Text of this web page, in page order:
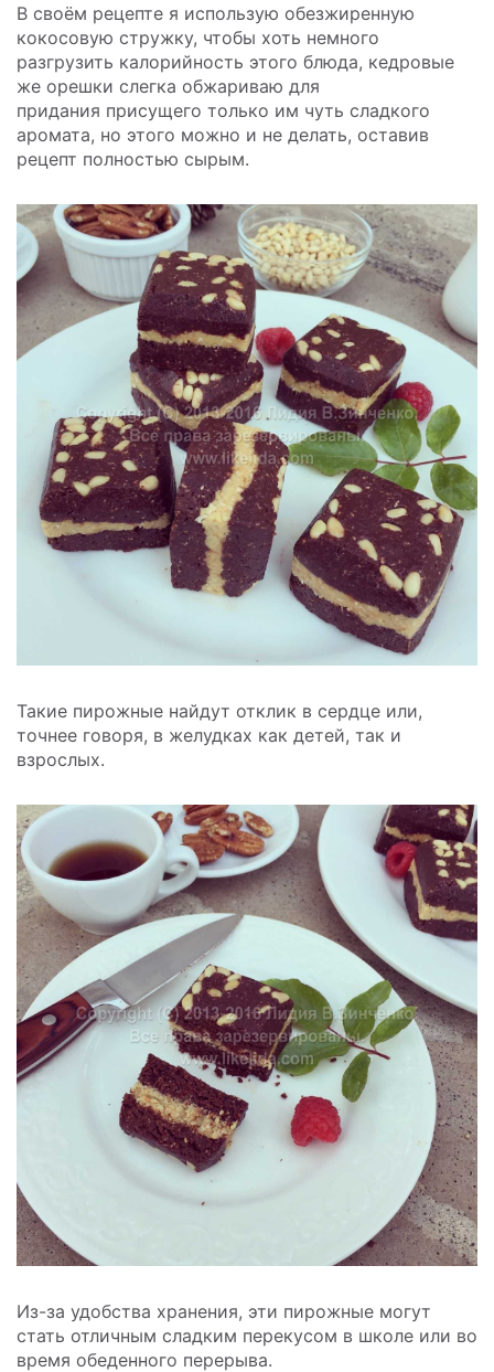
В своём рецепте я использую обезжиренную
кокосовую стружку, чтобы хоть немного
разгрузить калорийность этого блюда, кедровые
же орешки слегка обжариваю для
придания присущего только им чуть сладкого
аромата, но этого можно и не делать, оставив
рецепт полностью сырым.
Такие пирожные найдут отклик в сердце или,
точнее говоря, в желудках как детей, так и
взрослых.
Из-за удобства хранения, эти пирожные могут
стать отличным сладким перекусом в школе или во
время обеденного перерыва.